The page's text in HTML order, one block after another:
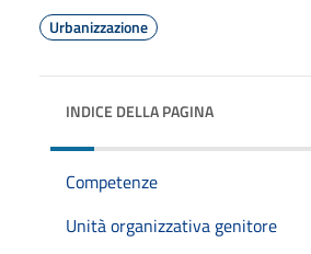
Urbanizzazione
INDICE DELLA PAGINA
Competenze
Unità organizzativa genitore